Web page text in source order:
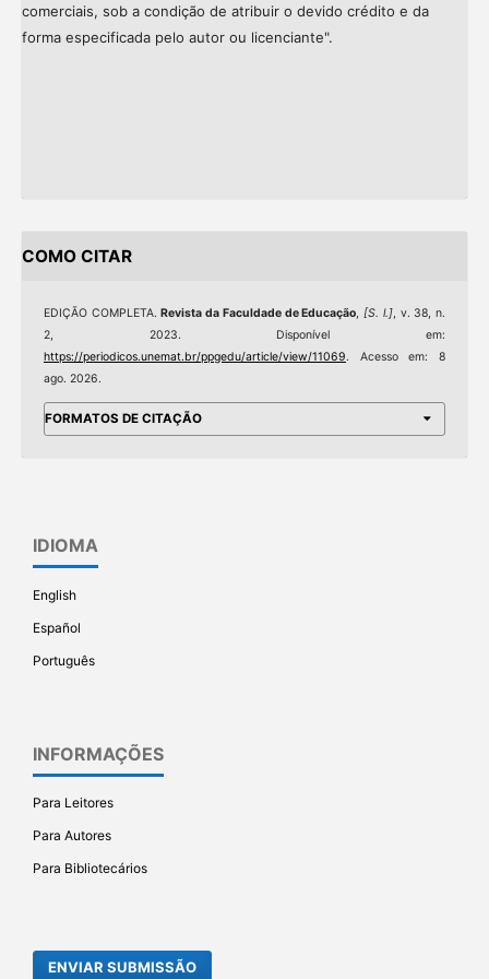
comerciais, sob a condição de atribuir o devido crédito e da
forma especificada pelo autor ou licenciante".
COMO CITAR
EDIÇÃO COMPLETA.Revista da Faculdade de Educação,[S. l.], v. 38, n.
2, 2023. Disponível em:
https://periodicos.unemat.br/ppgedu/article/view/11069. Acesso em: 8
ago. 2026.
FORMATOS DE CITAÇÃO
IDIOMA
English
Español
Português
INFORMAÇÕES
Para Leitores
Para Autores
Para Bibliotecários
ENVIAR SUBMISSÃO